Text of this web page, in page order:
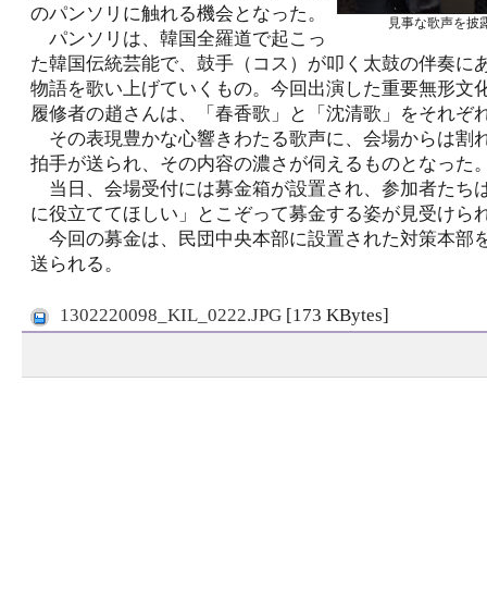
見事な歌声を披
のパンソリに触れる機会となった。
パンソリは、韓国全羅道で起こっ
た韓国伝統芸能で、鼓手（コス）が叩く太鼓の伴奏に
物語を歌い上げていくもの。今回出演した重要無形文
履修者の趙さんは、「春香歌」と「沈清歌」をそれぞ
その表現豊かな心響きわたる歌声に、会場からは割
拍手が送られ、その内容の濃さが伺えるものとなった
当日、会場受付には募金箱が設置され、参加者たち
に役立ててほしい」とこぞって募金する姿が見受けら
今回の募金は、民団中央本部に設置された対策本部
送られる。
1302220098_KIL_0222.JPG [173 KBytes]